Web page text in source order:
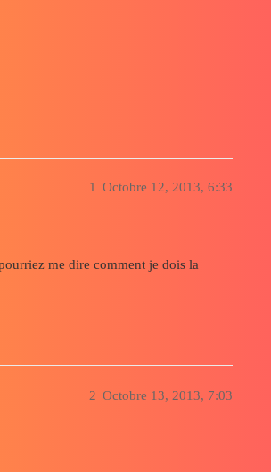
Octobre 12, 2013, 6:33
1
me dire comment je dois la
Octobre 13, 2013, 7:03
2